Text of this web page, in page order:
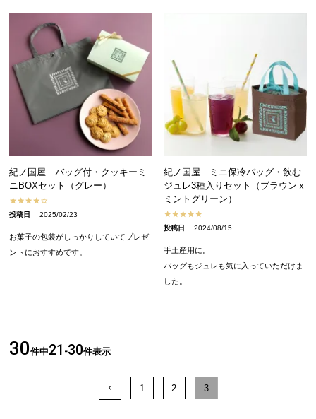
紀ノ国屋 バッグ付・クッキーミ
ニBOXセット（グレー）
投稿日 2025/02/23
お菓子の包装がしっかりしていてプレゼ
ントにおすすめです。
紀ノ国屋 ミニ保冷バッグ・飲む
ジュレ3種入りセット（ブラウンｘ
ミントグリーン）
投稿日 2024/08/15
手土産用に。
バッグもジュレも気に入っていただけま
した。
30件中21 -30件表示
1 2 3